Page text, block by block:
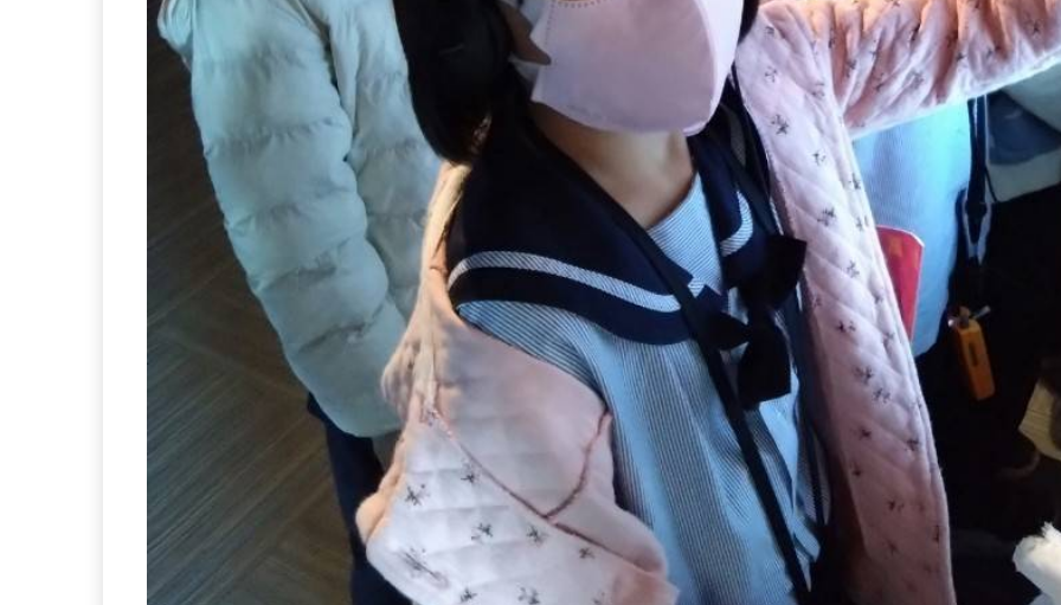
林園國小美術班課程設計兼顧認知、情意和技能的發展透過自我分享、表演、獨立研究與學習檔案的建
分組教學、合作教學、創意思考活動等。除一般課程外,另有彩畫、水墨、版畫、設計、立體造型、工藝
程內容,讓學生從三至六年級在各式課程中都能由淺入深的學習,能由不同階段的創作歷程發現學習的深度。
藝才班課程計畫網站連結：點擊我前往（另開視窗）
設班日：2010/03/01